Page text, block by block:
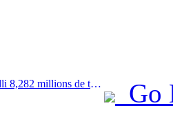
Prev:Shanghai a accueilli 8,282 millions de touristes étrangers au cours des onze premiers mois de l'année, dépassant ainsi les prévisions initiales.
Go